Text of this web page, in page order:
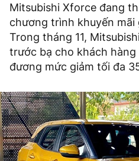
Mitsubishi Xforce đang
chương trình khuyến mãi
Trong tháng 11,
trước bạ cho khách
đương mức giảm tối đa